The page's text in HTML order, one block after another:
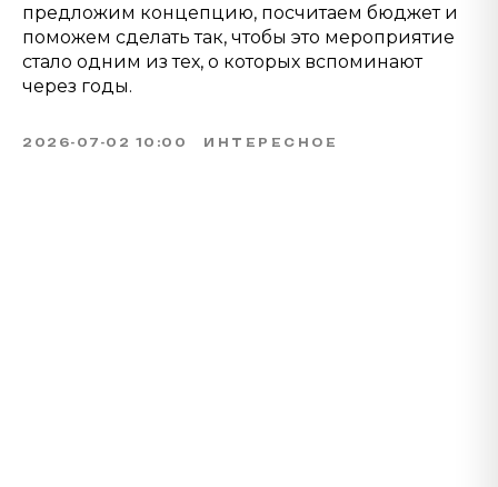
предложим концепцию, посчитаем бюджет и
поможем сделать так, чтобы это мероприятие
стало одним из тех, о которых вспоминают
через годы.
2026-07-02 10:00 ИНТЕРЕСНОЕ